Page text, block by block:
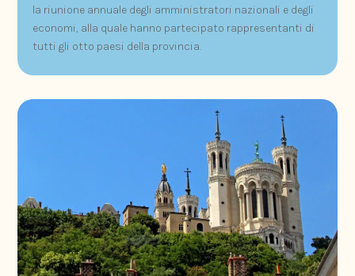
la riunione annuale degli amministratori nazionali e degli
economi, alla quale hanno partecipato rappresentanti di
tutti gli otto paesi della provincia.